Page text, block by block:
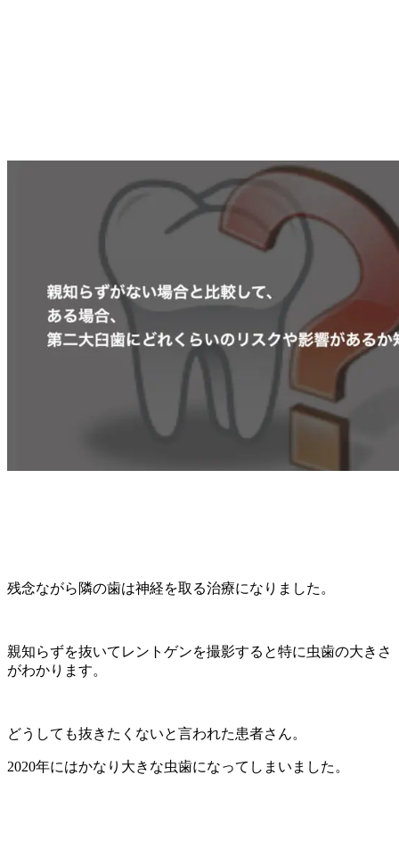
残念ながら隣の歯は神経を取る治療になりました。
親知らずを抜いてレントゲンを撮影すると特に虫歯の大きさ
がわかります。
どうしても抜きたくないと言われた患者さん。
2020年にはかなり大きな虫歯になってしまいました。